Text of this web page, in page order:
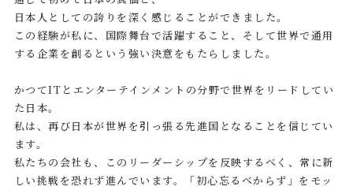
日本人としての誇りを深く感じることができました。
この経験が私に、国際舞台で活躍すること、そして世界で通用
する企業を創るという強い決意をもたらしました。
かつてITとエンターテインメントの分野で世界をリードしてい
た日本。
私は、再び日本が世界を引っ張る先進国となることを信じてい
ます。
私たちの会社も、このリーダーシップを反映するべく、常に新
しい挑戦を恐れず進んでいます。「初心忘るべからず」をモッ